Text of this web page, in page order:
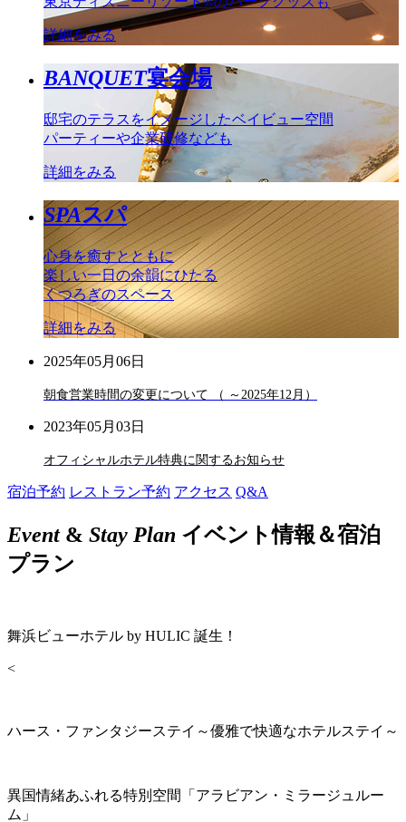
詳細をみる
BANQUET宴会場
邸宅のテラスをイメージしたベイビュー空間
パーティーや企業研修なども
詳細をみる
SPAスパ
心身を癒すとともに
楽しい一日の余韻にひたる
くつろぎのスペース
詳細をみる
2025年05月06日
朝食営業時間の変更について （ ～2025年12月）
2023年05月03日
オフィシャルホテル特典に関するお知らせ
宿泊予約 レストラン予約 アクセス Q&A
Event& Stay Plan イベント情報＆宿泊
プラン
舞浜ビューホテル by HULIC 誕生！
<
ハース・ファンタジーステイ～優雅で快適なホテルステイ～
異国情緒あふれる特別空間「アラビアン・ミラージュルー
ム」